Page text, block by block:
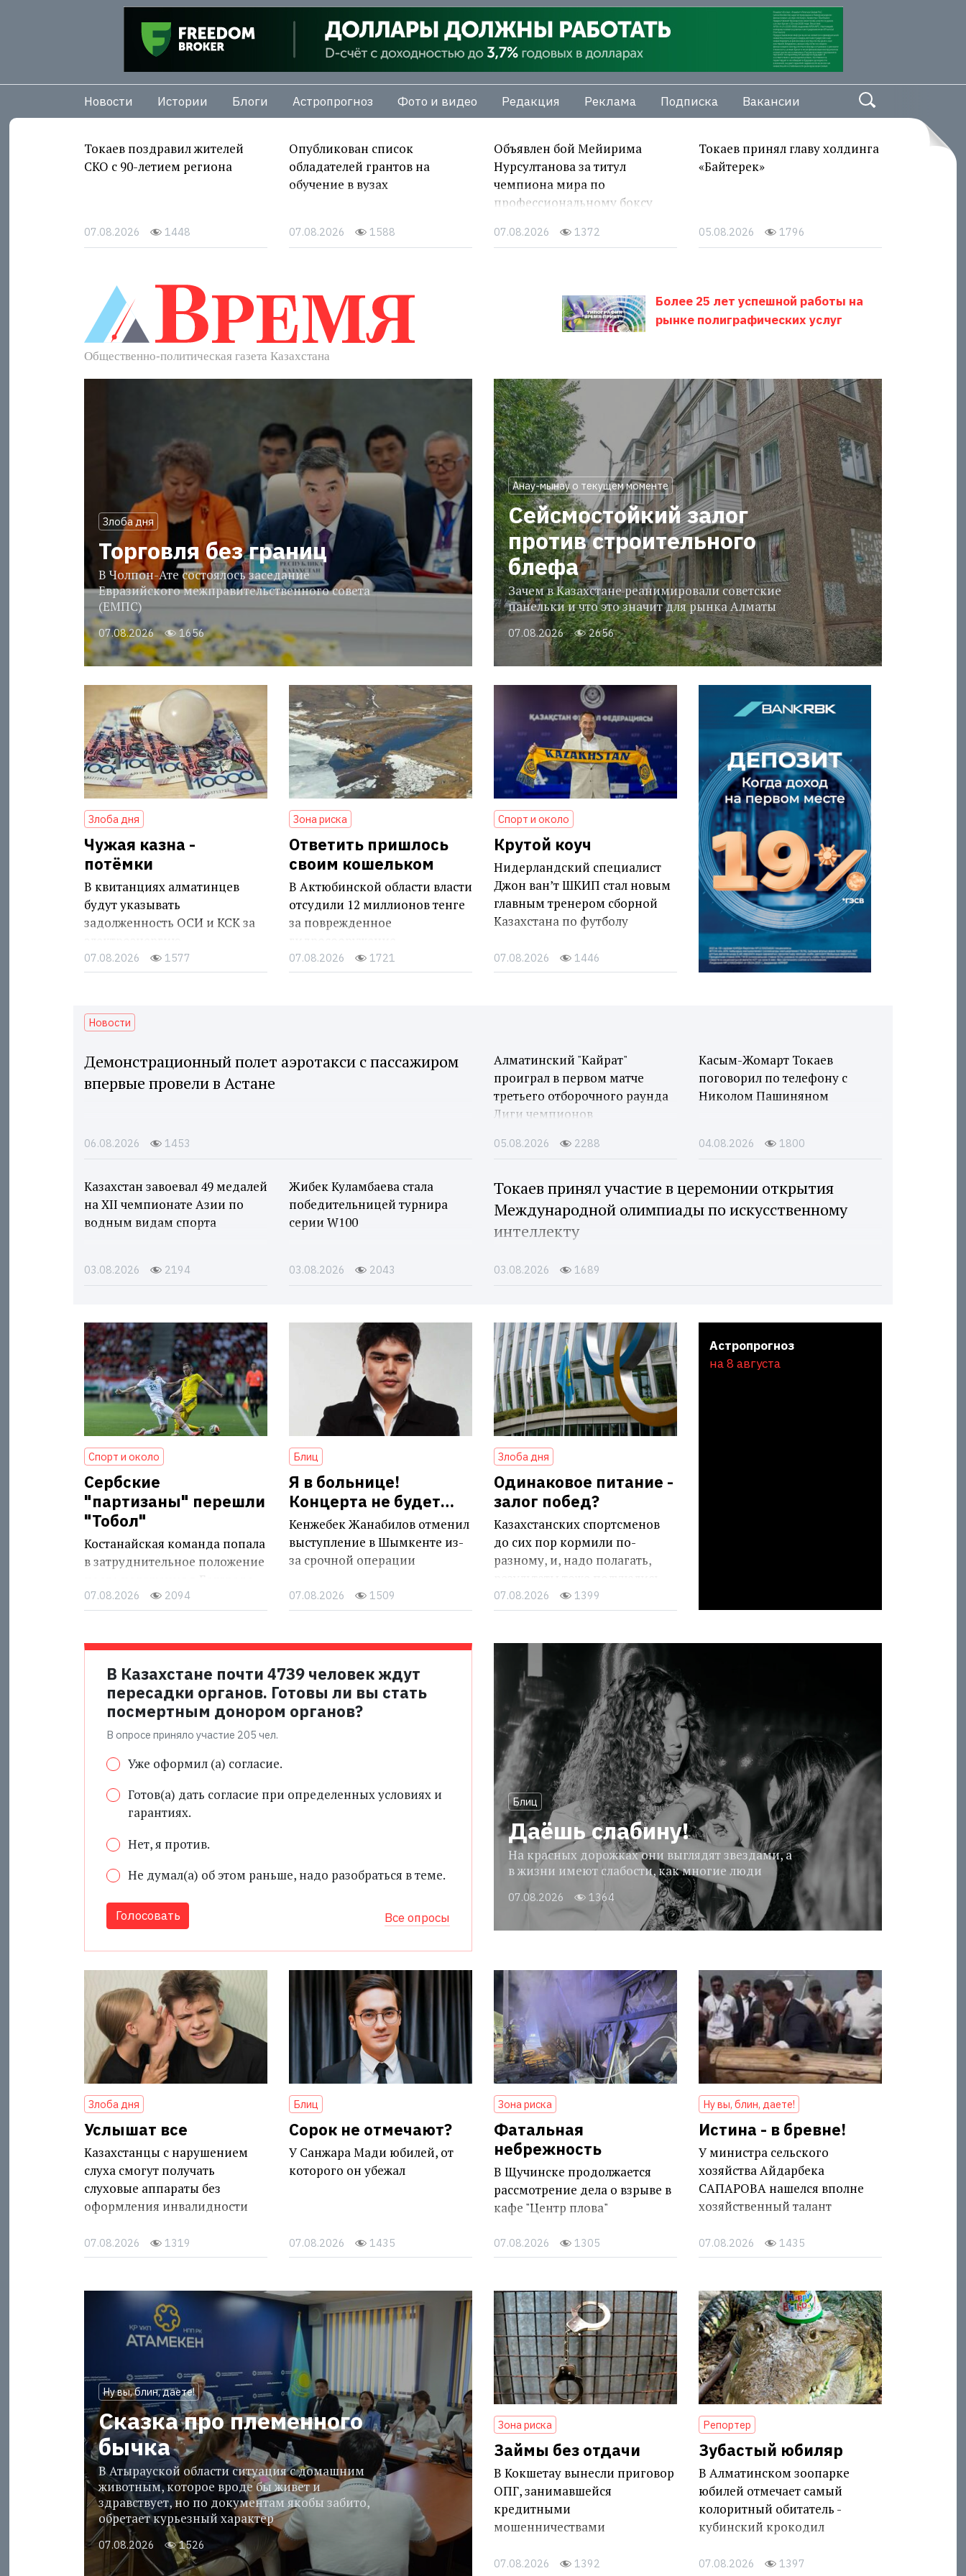
Новости Истории Блоги Астропрогноз Фото и видео Редакция Реклама Подписка Вакансии
Токаев поздравил жителей
СКО с 90-летием региона
07.08.2026 1448
Опубликован список
обладателей грантов на
обучение в вузах
07.08.2026 1588
Объявлен бой Мейирима
Нурсултанова за титул
чемпиона мира по
профессиональному боксу
07.08.2026 1372
Токаев принял главу холдинга
«Байтерек»
05.08.2026 1796
Более 25 лет успешной работы на
рынке полиграфических услуг
Злоба дня
Торговля без границ
В Чолпон-Ате состоялось заседание
Евразийского межправительственного совета
(ЕМПС)
07.08.2026 1656
Анау-мынау о текущем моменте
Сейсмостойкий залог
против строительного
блефа
Зачем в Казахстане реанимировали советские
панельки и что это значит для рынка Алматы
07.08.2026 2656
Злоба дня
Чужая казна -
потёмки
В квитанциях алматинцев
будут указывать
задолженность ОСИ и КСК за
07.08.2026 1577
Зона риска
Ответить пришлось
своим кошельком
В Актюбинской области власти
отсудили 12 миллионов тенге
за поврежденное
07.08.2026 1721
Спорт и около
Крутой коуч
Нидерландский специалист
Джон ван’т ШКИП стал новым
главным тренером сборной
Казахстана по футболу
07.08.2026 1446
Новости
Демонстрационный полет аэротакси с пассажиром
впервые провели в Астане
06.08.2026 1453
Алматинский "Кайрат"
проиграл в первом матче
третьего отборочного раунда
Лиги чемпионов
05.08.2026 2288
Касым-Жомарт Токаев
поговорил по телефону с
Николом Пашиняном
04.08.2026 1800
Казахстан завоевал 49 медалей
на XII чемпионате Азии по
водным видам спорта
03.08.2026 2194
Жибек Куламбаева стала
победительницей турнира
серии W100
03.08.2026 2043
Токаев принял участие в церемонии открытия
Международной олимпиады по искусственному
интеллекту
03.08.2026 1689
Спорт и около
Сербские
"партизаны" перешли
"Тобол"
Костанайская команда попала
в затруднительное положение
после поражения в Белграде
07.08.2026 2094
Блиц
Я в больнице!
Концерта не будет…
Кенжебек Жанабилов отменил
выступление в Шымкенте из-
за срочной операции
07.08.2026 1509
Злоба дня
Одинаковое питание -
залог побед?
Казахстанских спортсменов
до сих пор кормили по-
разному, и, надо полагать,
разными
07.08.2026 1399
Астропрогноз
на 8 августа
В Казахстане почти 4739 человек ждут
пересадки органов. Готовы ли вы стать
посмертным донором органов?
В опросе приняло участие 205 чел.
Уже оформил (а) согласие.
Готов(а) дать согласие при определенных условиях и
гарантиях.
Нет, я против.
Не думал(а) об этом раньше, надо разобраться в теме.
Голосовать Все опросы
Блиц
Даёшь слабину!
На красных дорожках они выглядят звездами, а
в жизни имеют слабости, как многие люди
07.08.2026 1364
Злоба дня
Услышат все
Казахстанцы с нарушением
слуха смогут получать
слуховые аппараты без
оформления инвалидности
07.08.2026 1319
Блиц
Сорок не отмечают?
У Санжара Мади юбилей, от
которого он убежал
07.08.2026 1435
Зона риска
Фатальная
небрежность
В Щучинске продолжается
рассмотрение дела о взрыве в
кафе "Центр плова"
07.08.2026 1305
Ну вы, блин, даете!
Истина - в бревне!
У министра сельского
хозяйства Айдарбека
САПАРОВА нашелся вполне
хозяйственный талант
07.08.2026 1435
Ну вы, блин, даете!
Сказка про племенного
бычка
В Атырауской области ситуация с домашним
животным, которое вроде бы живет и
здравствует, но по документам якобы забито,
обретает курьезный характер
07.08.2026 1526
Зона риска
Займы без отдачи
В Кокшетау вынесли приговор
ОПГ, занимавшейся
кредитными
мошенничествами
07.08.2026 1392
Репортер
Зубастый юбиляр
В Алматинском зоопарке
юбилей отмечает самый
колоритный обитатель -
кубинский крокодил
07.08.2026 1397